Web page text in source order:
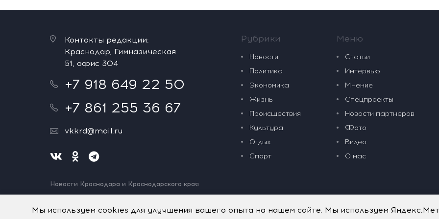
Контакты редакции:
Краснодар, Гимназическая
51, офис 304
+7 918 649 22 50
+7 861 255 36 67
vkkrd@mail.ru
Новости Краснодара и Краснодарского края
Нашли ошибку? Выделите и нажмите Ctrl+Enter.
Рубрики
Новости
Политика
Экономика
Жизнь
Происшествия
Культура
Отдых
Спорт
Меню
Статьи
Интервью
Мнение
Спецпроекты
Новости партнеров
Фото
Видео
О нас
Мы используем cookies для улучшения вашего опыта на нашем сайте. Мы используем